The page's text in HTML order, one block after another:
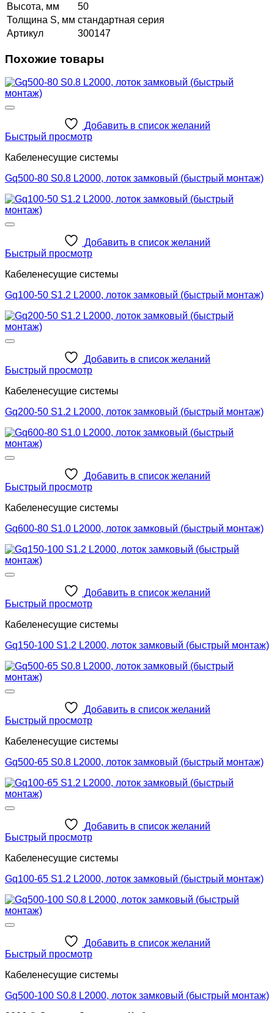
Высота, мм
50
Толщина S, мм стандартная серия
Артикул
300147
Похожие товары
Добавить в список желаний
Быстрый просмотр
Кабеленесущие системы
Gq500-80 S0.8 L2000, лоток замковый (быстрый монтаж)
Добавить в список желаний
Быстрый просмотр
Кабеленесущие системы
Gq100-50 S1.2 L2000, лоток замковый (быстрый монтаж)
Добавить в список желаний
Быстрый просмотр
Кабеленесущие системы
Gq200-50 S1.2 L2000, лоток замковый (быстрый монтаж)
Добавить в список желаний
Быстрый просмотр
Кабеленесущие системы
Gq600-80 S1.0 L2000, лоток замковый (быстрый монтаж)
Добавить в список желаний
Быстрый просмотр
Кабеленесущие системы
Gq150-100 S1.2 L2000, лоток замковый (быстрый монтаж)
Добавить в список желаний
Быстрый просмотр
Кабеленесущие системы
Gq500-65 S0.8 L2000, лоток замковый (быстрый монтаж)
Добавить в список желаний
Быстрый просмотр
Кабеленесущие системы
Gq100-65 S1.2 L2000, лоток замковый (быстрый монтаж)
Добавить в список желаний
Быстрый просмотр
Кабеленесущие системы
Gq500-100 S0.8 L2000, лоток замковый (быстрый монтаж)